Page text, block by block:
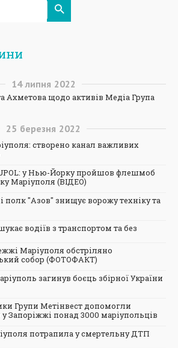
14 липня 2022
Ахметова щодо активів Медіа Група
25 березня 2022
створено канал важливих
у Нью-Йорку пройшов флешмоб
Маріуполя (ВІДЕО)
полк "Азов" знищує ворожу техніку та
водіїв з транспортом та без
Маріуполя обстріляно
собор (ФОТОФАКТ)
загинув боєць збірної України
Групи Метінвест допомогли
у Запоріжжі понад 3000 маріупольців
потрапила у смертельну ДТП